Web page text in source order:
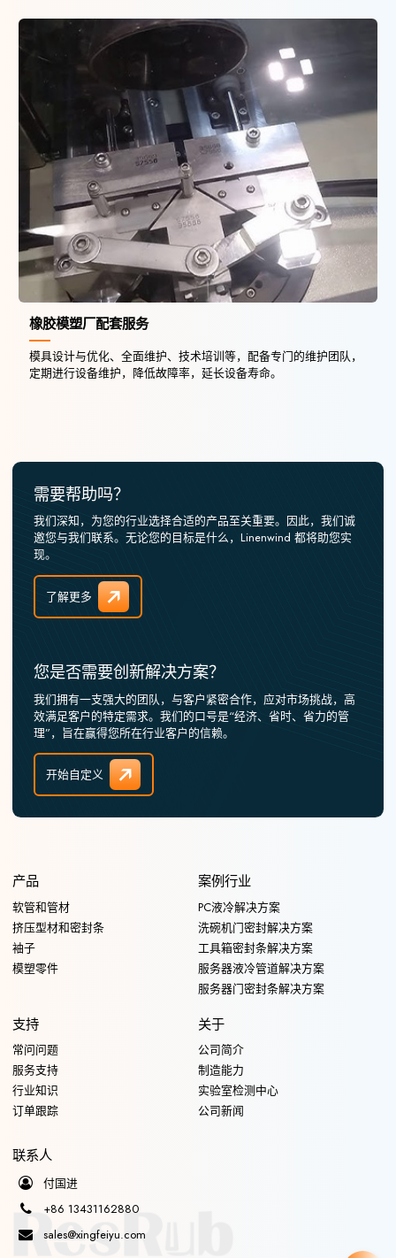
橡胶模塑厂配套服务
模具设计与优化、全面维护、技术培训等，配备专门的维护团队，
定期进行设备维护，降低故障率，延长设备寿命。
需要帮助吗？
我们深知，为您的行业选择合适的产品至关重要。因此，我们诚
邀您与我们联系。无论您的目标是什么，Linenwind 都将助您实
现。
了解更多
您是否需要创新解决方案？
我们拥有一支强大的团队，与客户紧密合作，应对市场挑战，高
效满足客户的特定需求。我们的口号是“经济、省时、省力的管
理”，旨在赢得您所在行业客户的信赖。
开始自定义
产品
软管和管材
挤压型材和密封条
袖子
模塑零件
案例行业
PC液冷解决方案
洗碗机门密封解决方案
工具箱密封条解决方案
服务器液冷管道解决方案
服务器门密封条解决方案
支持
常问问题
服务支持
行业知识
订单跟踪
关于
公司简介
制造能力
实验室检测中心
公司新闻
联系人
付国进
+86 13431162880
sales@xingfeiyu.com